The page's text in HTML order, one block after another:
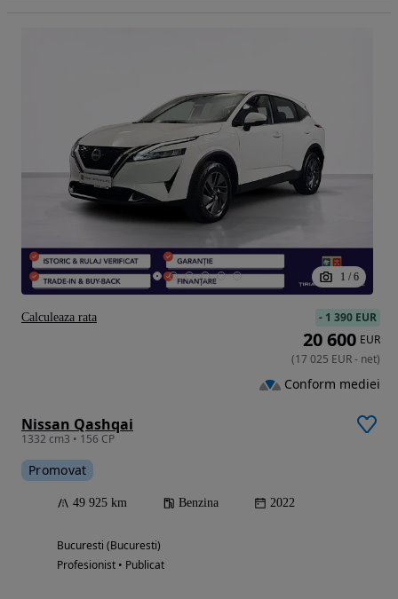
1 / 6
Nissan Qashqai
1332 cm3 • 156 CP
Promovat
49 925 km Benzina 2022
Bucuresti (Bucuresti)
Profesionist • Publicat
- 1 390 EUR
20 600 EUR
(17 025 EUR- net)
Conform mediei
Calculeaza rata